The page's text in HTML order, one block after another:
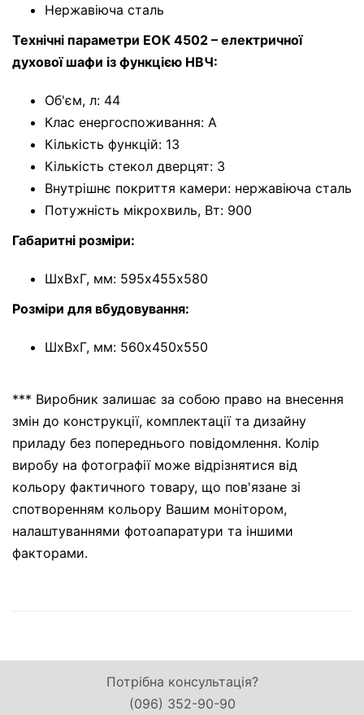
Нержавіюча сталь
Технічні параметри EOK 4502 – електричної
духової шафи із функцією НВЧ:
Об'єм, л: 44
Клас енергоспоживання: A
Кількість функцій: 13
Кількість стекол дверцят: 3
Внутрішнє покриття камери: нержавіюча сталь
Потужність мікрохвиль, Вт: 900
Габаритні розміри:
ШхВхГ, мм: 595х455х580
Розміри для вбудовування:
ШхВхГ, мм: 560х450х550
*** Виробник залишає за собою право на внесення
змін до конструкції, комплектації та дизайну
приладу без попереднього повідомлення. Колір
виробу на фотографії може відрізнятися від
кольору фактичного товару, що пов'язане зі
спотворенням кольору Вашим монітором,
налаштуваннями фотоапаратури та іншими
факторами.
Потрібна консультація?
(096) 352-90-90